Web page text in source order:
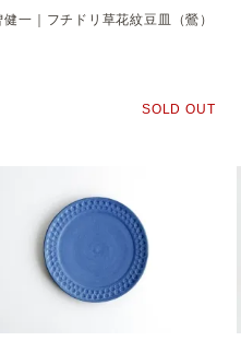
健一｜フチドリ草花紋豆皿（鶯）
SOLD OUT